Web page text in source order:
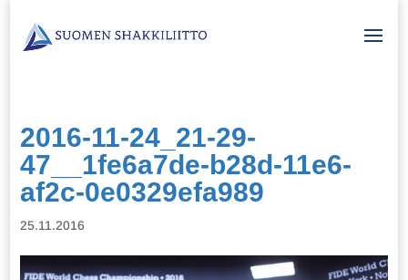
2016-11-24_21-29-
47__1fe6a7de-b28d-11e6-
af2c-0e0329efa989
25.11.2016